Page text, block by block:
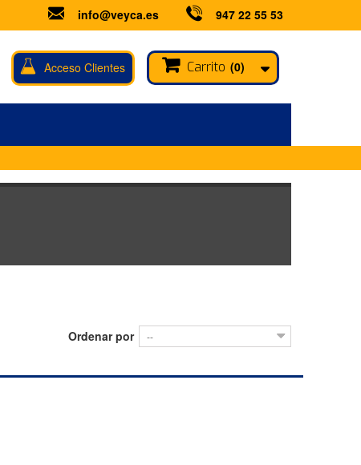
info@veyca.es 947 22 55 53
Carrito (0)
Acceso Clientes
Ordenar por --